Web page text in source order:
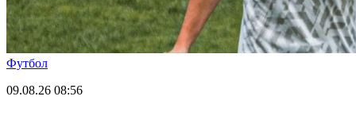
Футбол
09.08.26 08:56